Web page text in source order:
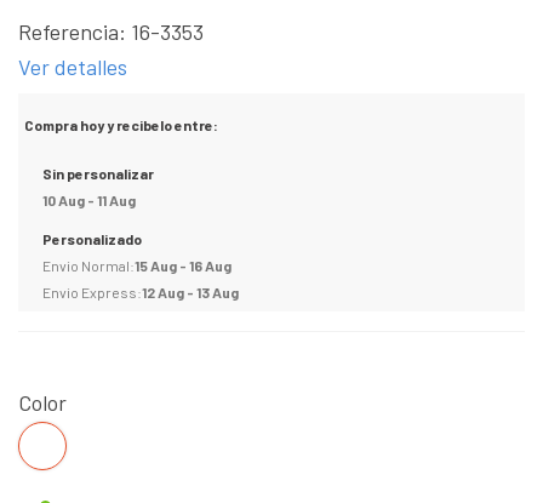
Referencia: 16-3353
Ver detalles
Compra hoy y recibelo entre:
Sin personalizar
10 Aug - 11 Aug
Personalizado
Envio Normal:15 Aug - 16 Aug
Envio Express:12 Aug - 13 Aug
Color
BLANCO